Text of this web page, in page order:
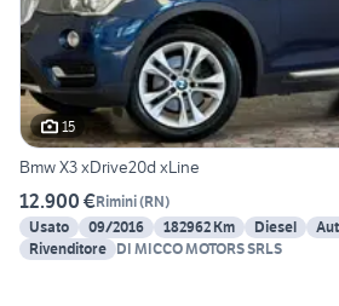
15
Bmw X3 xDrive20d xLine
12.900 €Rimini(RN)
Usato
09/2016 182962 Km Diesel
Rivenditore DI MICCO MOTORS SRLS